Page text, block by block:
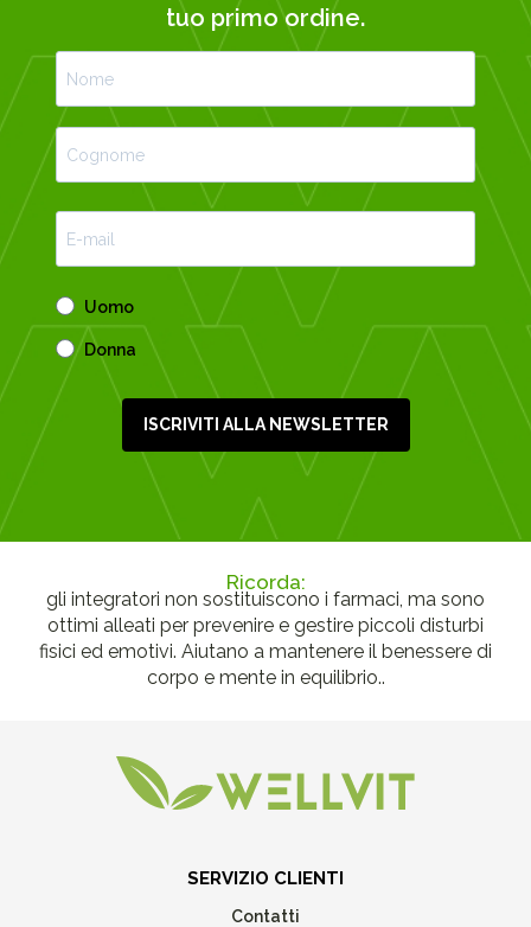
tuo primo ordine.
Uomo
Donna
ISCRIVITI ALLA NEWSLETTER
Ricorda:
gli integratori non sostituiscono i farmaci, ma sono
ottimi alleati per prevenire e gestire piccoli disturbi
fisici ed emotivi. Aiutano a mantenere il benessere di
corpo e mente in equilibrio..
SERVIZIO CLIENTI
Contatti